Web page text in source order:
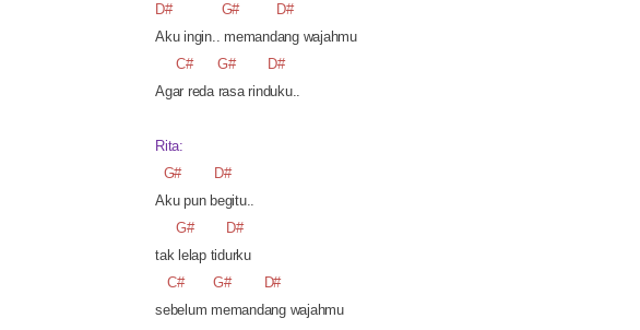
D#
G#
D#
Aku ingin.. memandang wajahmu
C#
G#
D#
Agar reda rasa rinduku..
Rita:
G#
D#
Aku pun begitu..
G#
D#
tak lelap tidurku
C#
G#
D#
sebelum memandang wajahmu